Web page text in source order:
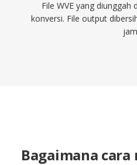
File WVE yang diunggah
konversi. File output
Bagaimana cara